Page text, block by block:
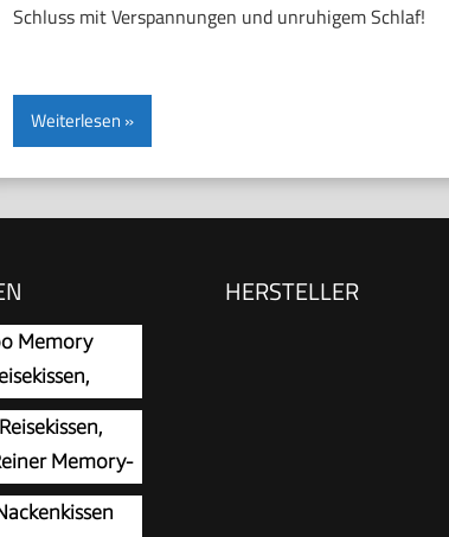
Schluss mit Verspannungen und unruhigem Schlaf!
Weiterlesen
Memory
bequem
Schlafen im
Bus und zu
Memory-
U-förmiges
leicht,
HERSTELLER